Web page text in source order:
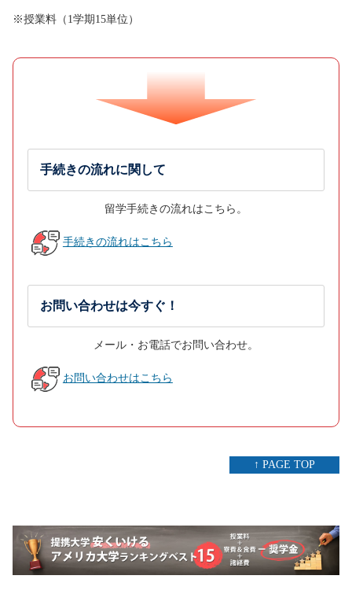
※授業料（1学期15単位）
手続きの流れに関して
留学手続きの流れはこちら。
手続きの流れはこちら
お問い合わせは今すぐ！
メール・お電話でお問い合わせ。
お問い合わせはこちら
↑ PAGE TOP